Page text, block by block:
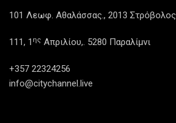
101 Λεωφ. Αθαλάσσας., 2013 Στρόβολος
111, 1 ης Απριλίου,. 5280 Παραλίμνι
+357 22324256
info@citychannel.live